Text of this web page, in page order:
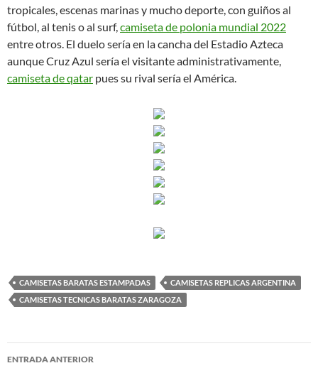
tropicales, escenas marinas y mucho deporte, con guiños al
fútbol, al tenis o al surf,camiseta de polonia mundial 2022
entre otros. El duelo sería en la cancha del Estadio Azteca
aunque Cruz Azul sería el visitante administrativamente,
camiseta de qatar pues su rival sería el América.
CAMISETAS BARATAS ESTAMPADAS
CAMISETAS REPLICAS ARGENTINA
CAMISETAS TECNICAS BARATAS ZARAGOZA
Navegación
ENTRADA ANTERIOR